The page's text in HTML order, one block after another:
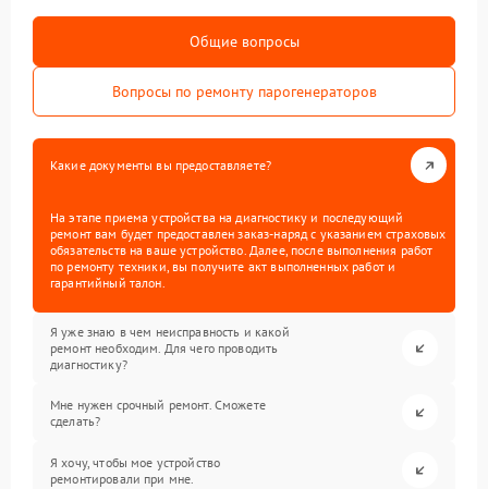
Общие вопросы
Вопросы по ремонту парогенераторов
Какие документы вы предоставляете?
На этапе приема устройства на диагностику и последующий
ремонт вам будет предоставлен заказ-наряд с указанием страховых
обязательств на ваше устройство. Далее, после выполнения работ
по ремонту техники, вы получите акт выполненных работ и
гарантийный талон.
Я уже знаю в чем неисправность и какой
ремонт необходим. Для чего проводить
диагностику?
Мне нужен срочный ремонт. Сможете
сделать?
Я хочу, чтобы мое устройство
ремонтировали при мне.